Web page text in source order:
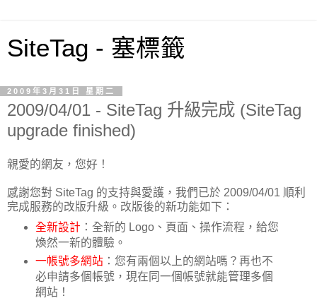
SiteTag - 塞標籤
2009年3月31日 星期二
2009/04/01 - SiteTag 升級完成 (SiteTag
upgrade finished)
親愛的網友，您好！
感謝您對 SiteTag 的支持與愛護，我們已於 2009/04/01 順利
完成服務的改版升級。改版後的新功能如下：
全新設計：全新的 Logo、頁面、操作流程，給您
煥然一新的體驗。
一帳號多網站：您有兩個以上的網站嗎？再也不
必申請多個帳號，現在同一個帳號就能管理多個
網站！